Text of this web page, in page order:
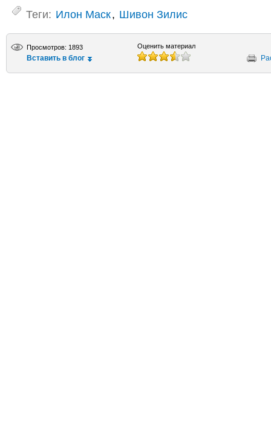
Теги: Илон Маск, Шивон Зилис
Просмотров: 1893
Вставить в блог
Оценить материал